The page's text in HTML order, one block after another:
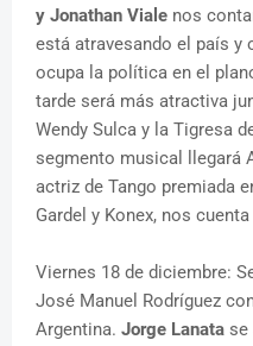
y Jonathan Viale nos
está atravesando el país y
ocupa la política en el
tarde será más atractiva
Wendy Sulca y la Tigresa
segmento musical llegará
actriz de Tango premiada
Gardel y Konex, nos
Viernes 18 de diciembre:
José Manuel Rodríguez
Argentina. Jorge Lanata se